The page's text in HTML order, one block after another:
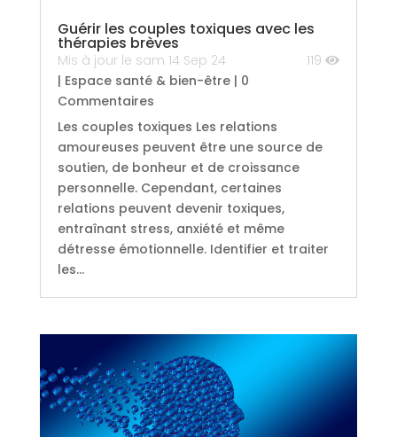
Guérir les couples toxiques avec les
thérapies brèves
Mis à jour le sam 14 Sep 24
119
| Espace santé & bien-être| 0
Commentaires
Les couples toxiques Les relations
amoureuses peuvent être une source de
soutien, de bonheur et de croissance
personnelle. Cependant, certaines
relations peuvent devenir toxiques,
entraînant stress, anxiété et même
détresse émotionnelle. Identifier et traiter
les...